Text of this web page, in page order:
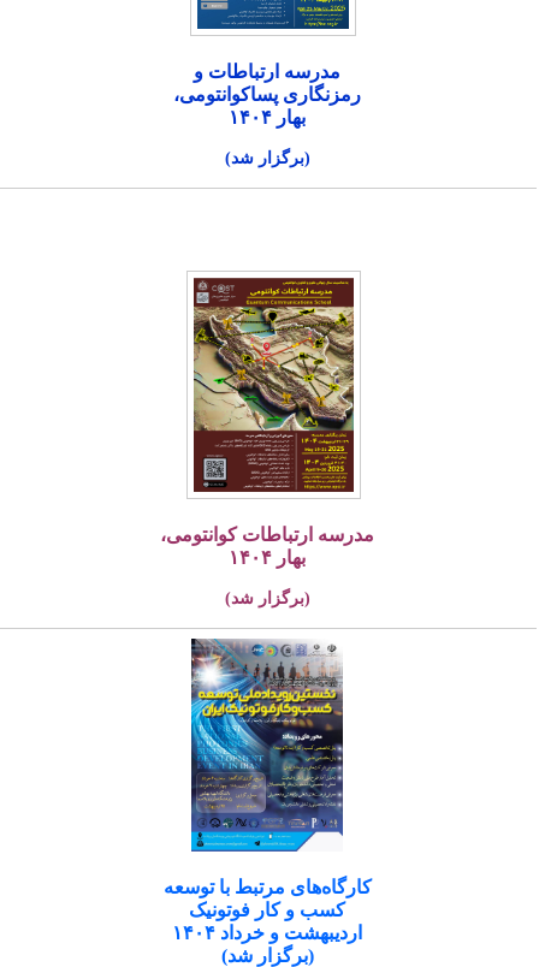
مدرسه ارتباطات و
رمزنگاری پساکوانتومی،
بهار ۱۴۰۴
(برگزار شد)
مدرسه ارتباطات کوانتومی،
بهار ۱۴۰۴
(برگزار شد)
کارگاه‌های مرتبط با توسعه
کسب و کار فوتونیک
اردیبهشت و خرداد ۱۴۰۴
(برگزار شد)